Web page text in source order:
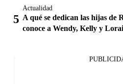
Actualidad
A qué se dedican las hijas de
conoce a Wendy, Kelly y